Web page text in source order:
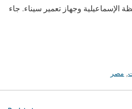
الإسماعيلية وجهاز تعمير سيناء. جاء
, مصر